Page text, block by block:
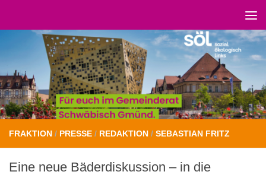
FRAKTION / PRESSE / REDAKTION / SEBASTIAN FRITZ
Eine neue Bäderdiskussion – in die